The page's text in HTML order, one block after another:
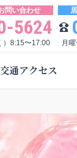
問い合わせ
5624
）8:15〜17:00 月
交通アクセス